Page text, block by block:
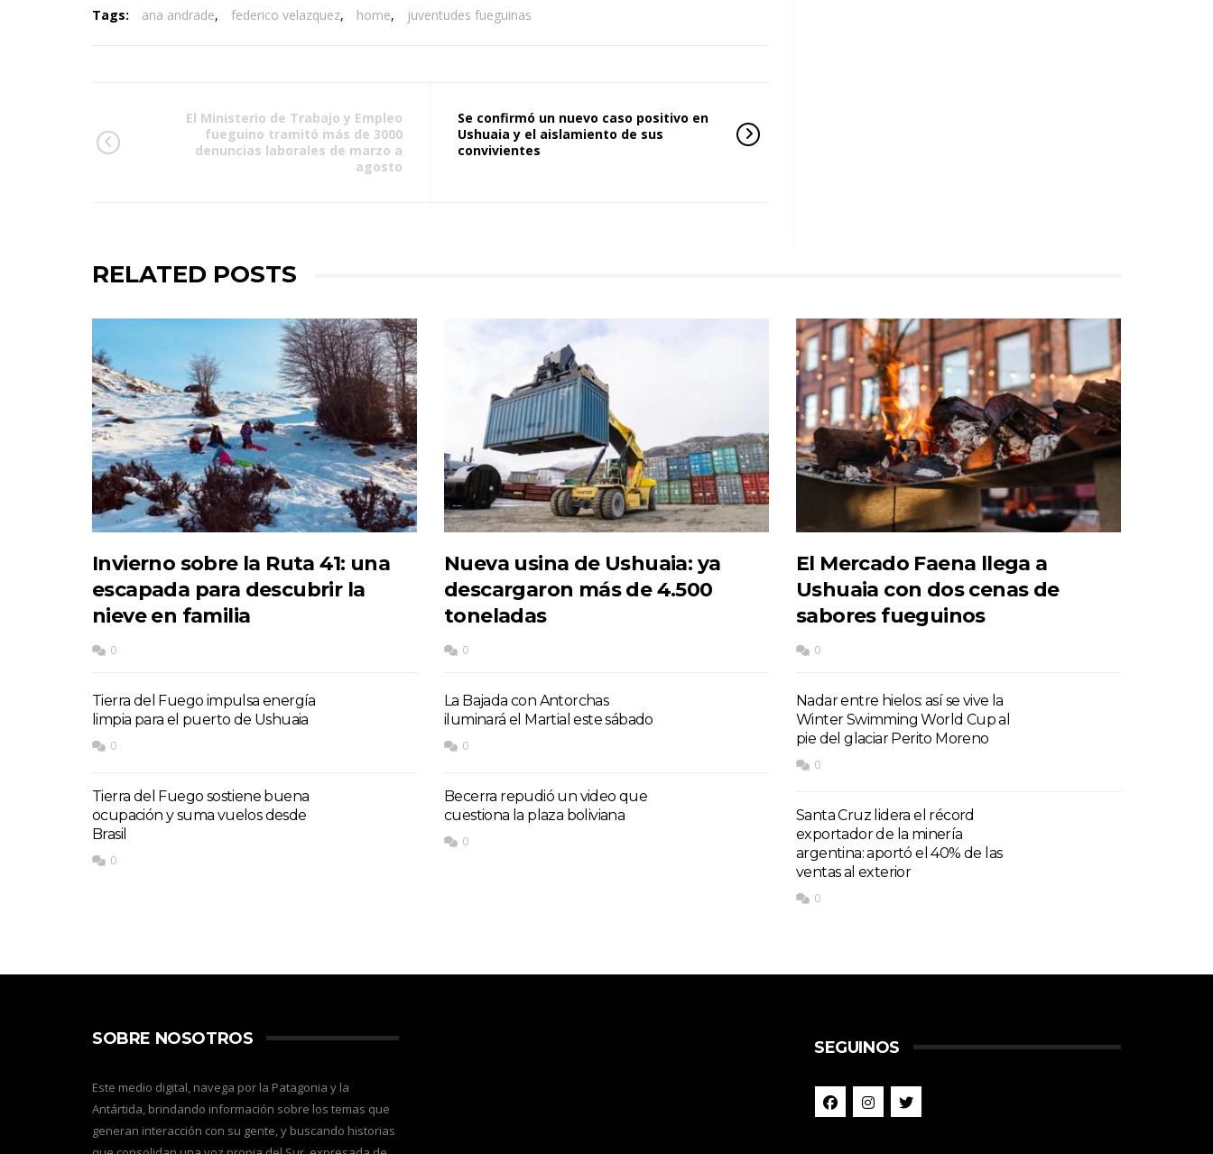
Tags: ana andrade, federico velazquez, home, juventudes fueguinas
El Ministerio de Trabajo y Empleo
fueguino tramitó más de 3000
denuncias laborales de marzo a
agosto
Se confirmó un nuevo caso positivo en
Ushuaia y el aislamiento de sus
convivientes
RELATED POSTS
Invierno sobre la Ruta 41: una
escapada para descubrir la
nieve en familia
0
Tierra del Fuego impulsa energía
limpia para el puerto de Ushuaia
0
Tierra del Fuego sostiene buena
ocupación y suma vuelos desde
Brasil
0
Nueva usina de Ushuaia: ya
descargaron más de 4.500
toneladas
0
La Bajada con Antorchas
iluminará el Martial este sábado
0
Becerra repudió un video que
cuestiona la plaza boliviana
0
El Mercado Faena llega a
Ushuaia con dos cenas de
sabores fueguinos
0
Nadar entre hielos: así se vive la
Winter Swimming World Cup al
pie del glaciar Perito Moreno
0
Santa Cruz lidera el récord
exportador de la minería
argentina: aportó el 40% de las
ventas al exterior
0
SOBRE NOSOTROS
Este medio digital, navega por la Patagonia y la
Antártida, brindando información sobre los temas que
generan interacción con su gente, y buscando historias
SEGUINOS